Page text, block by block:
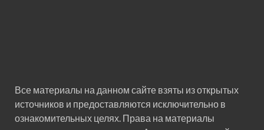
Все материалы на данном сайте взяты из открытых
источников и предоставляются исключительно в
ознакомительных целях. Права на материалы